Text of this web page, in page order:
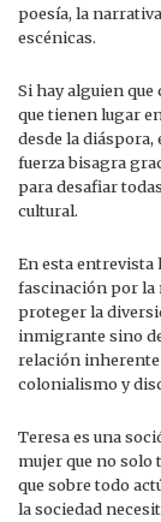
poesía, la
escénicas.
Si hay alguien
que tienen lugar
desde la diáspora,
fuerza bisagra
para desafiar
cultural.
En esta entrevista
fascinación por la
proteger la
inmigrante sino
relación
colonialismo y
Teresa es una
mujer que no solo
que sobre todo
la sociedad